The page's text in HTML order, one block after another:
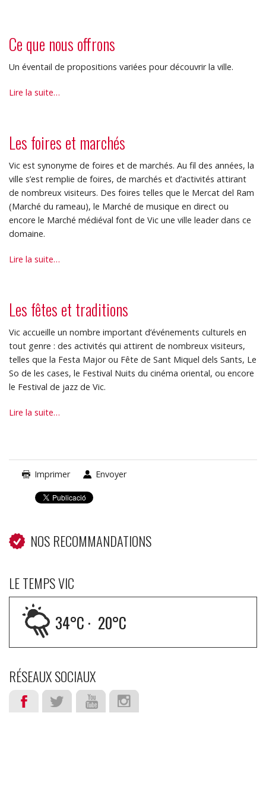
Ce que nous offrons
Un éventail de propositions variées pour découvrir la ville.
Ce
Lire la suite…
Les foires et marchés
Vic est synonyme de foires et de marchés. Au fil des années, la
ville s’est remplie de foires, de marchés et d’activités attirant
de nombreux visiteurs. Des foires telles que le Mercat del Ram
(Marché du rameau), le Marché de musique en direct ou
encore le Marché médiéval font de Vic une ville leader dans ce
domaine.
Les
Lire la suite…
Les fêtes et traditions
Vic accueille un nombre important d’événements culturels en
tout genre : des activités qui attirent de nombreux visiteurs,
telles que la Festa Major ou Fête de Sant Miquel dels Sants, Le
So de les cases, le Festival Nuits du cinéma oriental, ou encore
le Festival de jazz de Vic.
Les
Lire la suite…
Imprimer Envoyer
NOS RECOMMANDATIONS
LE TEMPS VIC
34°C · 20°C
RÉSEAUX SOCIAUX